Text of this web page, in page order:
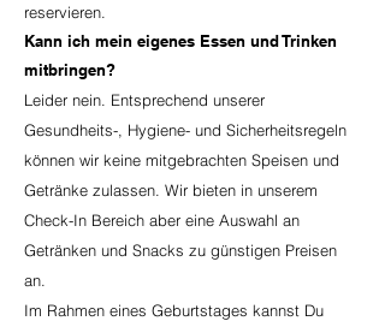
reservieren.
Kann ich mein eigenes Essen und Trinken
mitbringen?
Leider nein. Entsprechend unserer
Gesundheits-, Hygiene- und Sicherheitsregeln
können wir keine mitgebrachten Speisen und
Getränke zulassen. Wir bieten in unserem
Check-In Bereich aber eine Auswahl an
Getränken und Snacks zu günstigen Preisen
an.
Im Rahmen eines Geburtstages kannst Du